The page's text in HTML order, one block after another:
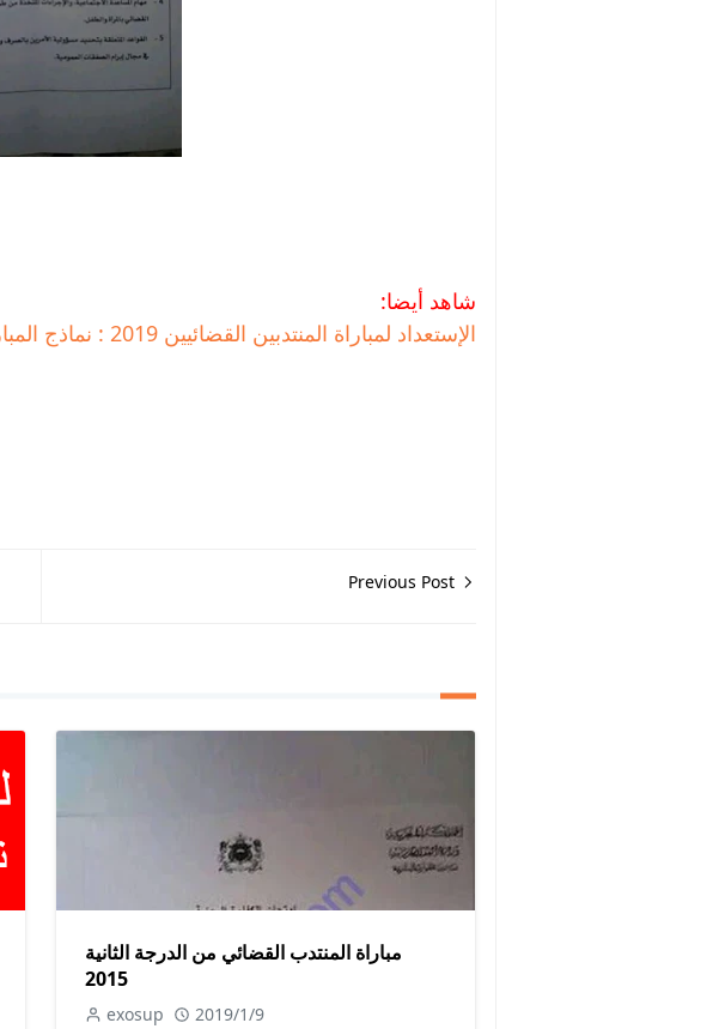
شاهد أيضا:
الإستعداد لمباراة المنتدبين القضائيين 2019 : نماذج المباريات السابقة
Previous Post
مباراة المنتدب القضائي من الدرجة الثانية
2015
exosup 2019/1/9